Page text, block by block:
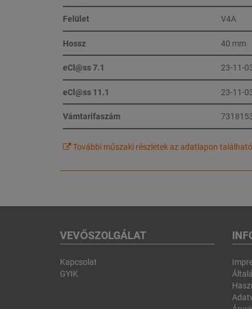
Felület V4A
Hossz 40 mm
eCl@ss 7.1 23-11-
eCl@ss 11.1 23-11-
Vámtarifaszám
További műszaki részletek az adatlapon
VEVŐSZOLGÁLAT
Kapcsolat
GYIK